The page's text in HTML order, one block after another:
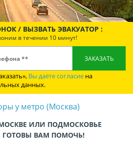
/ ВЫЗВАТЬ ЭВАКУАТОР :
в течении 10 минут!
Вы даёте согласие на
данных.
у метро (Москва)
ИЛИ ПОДМОСКОВЬЕ
ГОТОВЫ ВАМ ПОМОЧЬ!